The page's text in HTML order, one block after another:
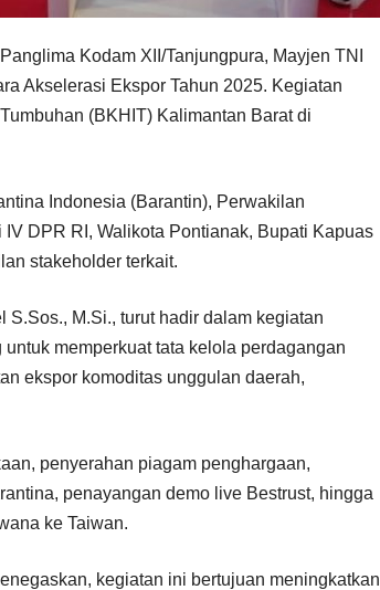
Kodam XII/Tanjungpura, Mayjen TNI
Akselerasi Ekspor Tahun 2025. Kegiatan
(BKHIT) Kalimantan Barat di
Indonesia (Barantin), Perwakilan
DPR RI, Walikota Pontianak, Bupati Kapuas
stakeholder terkait.
M.Si., turut hadir dalam kegiatan
memperkuat tata kelola perdagangan
ekspor komoditas unggulan daerah,
penyerahan piagam penghargaan,
penayangan demo live Bestrust, hingga
ke Taiwan.
kegiatan ini bertujuan meningkatkan